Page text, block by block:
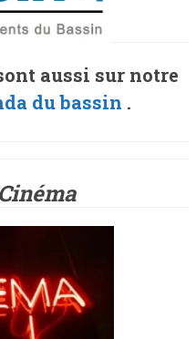
aussi sur notre
du bassin .